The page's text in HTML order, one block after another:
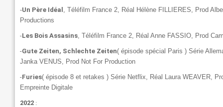
-Un Père Idéal , Téléfilm France 2, Réal Hélène FILLIERES, Prod
Productions
-Les Bois Assasins, Téléfilm France 2, Réal Anne FASSIO, Prod
-Gute Zeiten, Schlechte Zeiten( épisode spécial Paris ) Série
Janka VENUS, Prod Not For Production
-Furies( épisode 8 et retakes ) Série Netflix, Réal Laura WEAVER,
Empreinte Digitale
2022 :